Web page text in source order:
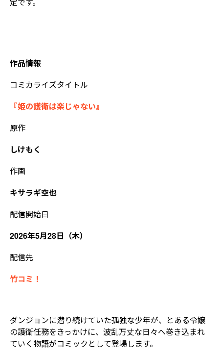
作品情報
コミカライズタイトル
『姫の護衛は楽じゃない』
原作
しけもく
作画
キサラギ空也
配信開始日
2026年5月28日（木）
配信先
竹コミ！
ダンジョンに潜り続けていた孤独な少年が、とある令嬢
の護衛任務をきっかけに、波乱万丈な日々へ巻き込まれ
ていく物語がコミックとして登場します。